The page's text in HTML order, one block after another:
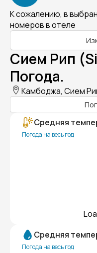
К сожалению, в
номеров в отеле
Сием Рип
Погода.
Камбоджа, Сием
Средняя
Погода на весь год
Средняя
Погода на весь год